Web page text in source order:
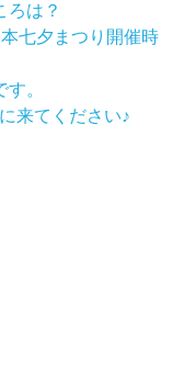
ろは？
七夕まつり開催時
。
来てください♪